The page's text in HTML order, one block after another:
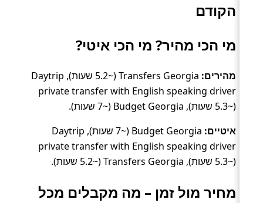
הקודם
מי הכי מהיר? מי הכי איטי?
מהירים:
Transfers Georgia (~5.2 שעות), Daytrip
private transfer with English speaking driver
(~5.3 שעות), Budget Georgia (~7 שעות).
איטיים:
Budget Georgia (~7 שעות), Daytrip
private transfer with English speaking driver
(~5.3 שעות), Transfers Georgia (~5.2 שעות).
מחיר מול זמן – מה מקבלים מכל